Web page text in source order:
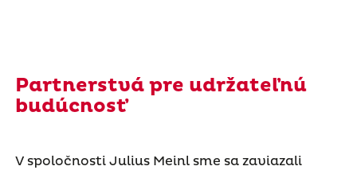
Partnerstvá pre udržateľnú
budúcnosť
V spoločnosti Julius Meinl sme sa zaviazali